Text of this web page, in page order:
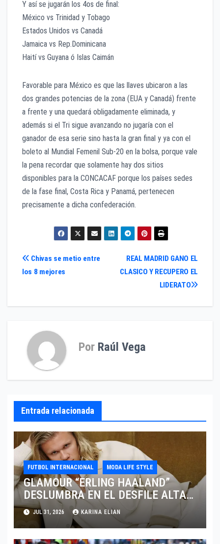
Y así se jugarán los 4os de final:
México vs Trinidad y Tobago
Estados Unidos vs Canadá
Jamaica vs Rep.Dominicana
Haití vs Guyana ó Islas Caimán
Favorable para México es que las llaves ubicaron a las
dos grandes potencias de la zona (EUA y Canadá) frente
a frente y una quedará obligadamente eliminada, y
además si el Tri sigue avanzando no jugaría con el
ganador de esa serie sino hasta la gran final y ya con el
boleto al Mundial Femenil Sub-20 en la bolsa, porque vale
la pena recordar que solamente hay dos sitios
disponibles para la CONCACAF porque los países sedes
de la fase final, Costa Rica y Panamá, pertenecen
precisamente a dicha confederación.
Navegación
entradas
REAL MADRID GANO EL
CLASICO Y RECUPERO EL
LIDERATO
Chivas se metio entre
los 8 mejores
Por Raúl Vega
Entrada relacionada
FUTBOL INTERNACIONAL MODA LIFE STYLE
GLAMOUR “ERLING HAALAND”
DESLUMBRA EN EL DESFILE ALTA
SARTORIA DE DOLCE & GABBANA
TRAS EL MUNDIAL 2026
JUL 31, 2026 KARINA ELIAN